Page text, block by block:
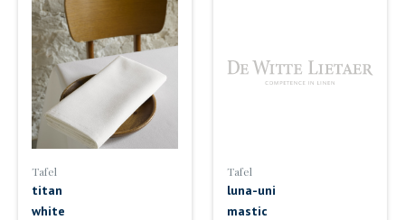
Tafel
titan
white
Tafel
luna-uni
mastic